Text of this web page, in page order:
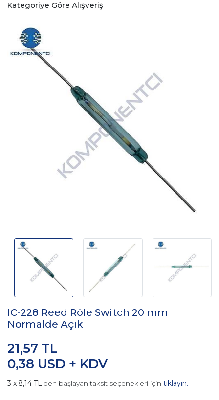
Kategoriye Göre Alışveriş
IC-228 Reed Röle Switch 20 mm
Normalde Açık
0,38 USD + KDV
21,57 TL
8,14 TL'den başlayan taksit seçenekleri için tıklayın.